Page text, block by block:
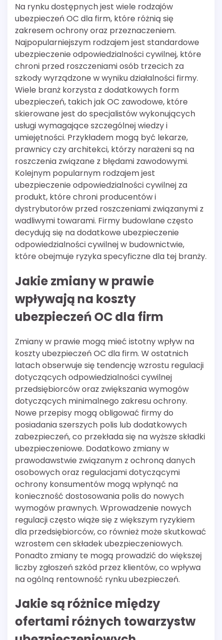
Na rynku dostępnych jest wiele rodzajów
ubezpieczeń OC dla firm, które różnią się
zakresem ochrony oraz przeznaczeniem.
Najpopularniejszym rodzajem jest standardowe
ubezpieczenie odpowiedzialności cywilnej, które
chroni przed roszczeniami osób trzecich za
szkody wyrządzone w wyniku działalności firmy.
Wiele branż korzysta z dodatkowych form
ubezpieczeń, takich jak OC zawodowe, które
skierowane jest do specjalistów wykonujących
usługi wymagające szczególnej wiedzy i
umiejętności. Przykładem mogą być lekarze,
prawnicy czy architekci, którzy narażeni są na
roszczenia związane z błędami zawodowymi.
Kolejnym popularnym rodzajem jest
ubezpieczenie odpowiedzialności cywilnej za
produkt, które chroni producentów i
dystrybutorów przed roszczeniami związanymi z
wadliwymi towarami. Firmy budowlane często
decydują się na dodatkowe ubezpieczenie
odpowiedzialności cywilnej w budownictwie,
które obejmuje ryzyka specyficzne dla tej branży.
Jakie zmiany w prawie
wpływają na koszty
ubezpieczeń OC dla firm
Zmiany w prawie mogą mieć istotny wpływ na
koszty ubezpieczeń OC dla firm. W ostatnich
latach obserwuje się tendencję wzrostu regulacji
dotyczących odpowiedzialności cywilnej
przedsiębiorców oraz zwiększania wymogów
dotyczących minimalnego zakresu ochrony.
Nowe przepisy mogą obligować firmy do
posiadania szerszych polis lub dodatkowych
zabezpieczeń, co przekłada się na wyższe składki
ubezpieczeniowe. Dodatkowo zmiany w
prawodawstwie związanym z ochroną danych
osobowych oraz regulacjami dotyczącymi
ochrony konsumentów mogą wpłynąć na
konieczność dostosowania polis do nowych
wymogów prawnych. Wprowadzenie nowych
regulacji często wiąże się z większym ryzykiem
dla przedsiębiorców, co również może skutkować
wzrostem cen składek ubezpieczeniowych.
Ponadto zmiany te mogą prowadzić do większej
liczby zgłoszeń szkód przez klientów, co wpływa
na ogólną rentowność rynku ubezpieczeń.
Jakie są różnice między
ofertami różnych towarzystw